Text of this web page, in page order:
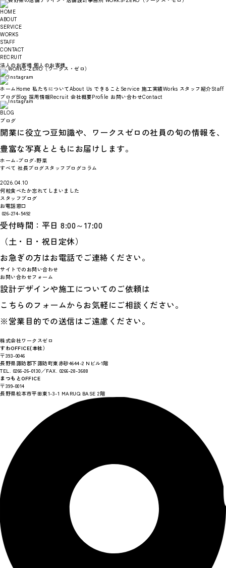
HOME
ABOUT
SERVICE
WORKS
STAFF
CONTACT
RECRUIT
法人のお客様 個人のお客様
ホーム Home 私たちについてAbout Us できること Service 施工実績Works スタッフ紹介Staff
ブログBlog 採用情報Recruit 会社概要Profile お問い合わせContact
BLOG
ブログ
開業に役立つ豆知識や、ワークスゼロの社員の旬の情報を、
豊富な写真とともにお届けします。
ホーム-ブログ-野菜
すべて 社長ブログスタッフブログコラム
2026.04.10
何粒食べたか忘れてしまいました
スタッフブログ
お電話窓口
026-274-5492
受付時間：平日 8:00～17:00
（土・日・祝日定休）
お急ぎの方はお電話でご連絡ください。
サイトでのお問い合わせ
お問い合わせフォーム
設計デザインや施工についてのご依頼は
こちらのフォームからお気軽にご相談ください。
※営業目的での送信はご遠慮ください。
株式会社ワークスゼロ
すわOFFICE(本社）
〒393-0046
長野県諏訪郡下諏訪町東赤砂4644-2 Nビル1階
TEL. 0266-26-0130／FAX. 0266-28-3688
まつもとOFFICE
〒399-0014
長野県松本市平田東1-3-1 MARUQ BASE 2階